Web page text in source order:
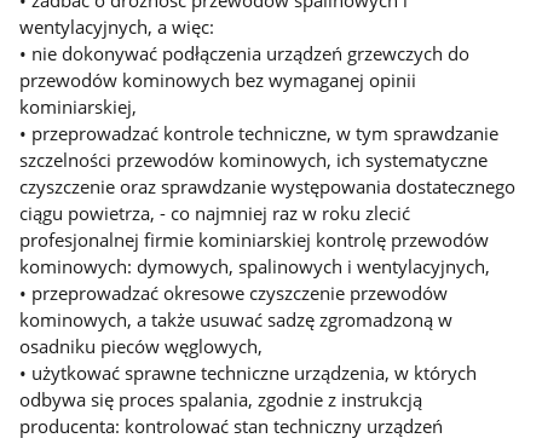
wentylacyjnych, a więc:
• nie dokonywać podłączenia urządzeń grzewczych do
przewodów kominowych bez wymaganej opinii
kominiarskiej,
• przeprowadzać kontrole techniczne, w tym sprawdzanie
szczelności przewodów kominowych, ich systematyczne
czyszczenie oraz sprawdzanie występowania dostatecznego
ciągu powietrza, - co najmniej raz w roku zlecić
profesjonalnej firmie kominiarskiej kontrolę przewodów
kominowych: dymowych, spalinowych i wentylacyjnych,
• przeprowadzać okresowe czyszczenie przewodów
kominowych, a także usuwać sadzę zgromadzoną w
osadniku pieców węglowych,
• użytkować sprawne techniczne urządzenia, w których
odbywa się proces spalania, zgodnie z instrukcją
producenta: kontrolować stan techniczny urządzeń